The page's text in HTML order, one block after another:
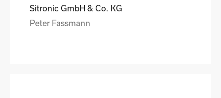
Sitronic GmbH & Co. KG
Peter Fassmann